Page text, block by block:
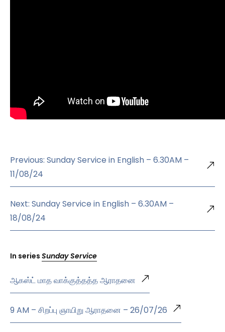
Previous: Sunday Service in English – 6.30AM –
11/08/24
Next: Sunday Service in English – 6.30AM –
18/08/24
In series Sunday Service
ஆகஸ்ட் மாத வாக்குத்தத்த ஆராதனை
9 AM – சிறப்பு ஞாயிறு ஆராதனை – 26/07/26